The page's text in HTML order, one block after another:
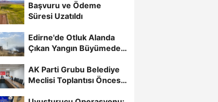
Başvuru ve Ödeme
Süresi Uzatıldı
Edirne'de Otluk Alanda
Çıkan Yangın Büyümeden
AK Parti Grubu Belediye
Meclisi Toplantısı Öncesi